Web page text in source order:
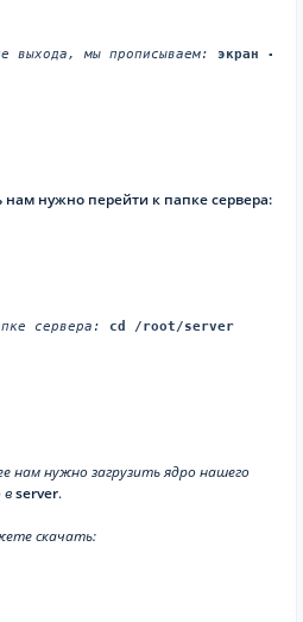
выхода, мы прописываем: экран -
нужно перейти к папке сервера:
сервера: cd /root/server
нам нужно загрузить ядро нашего
вserver.
скачать: